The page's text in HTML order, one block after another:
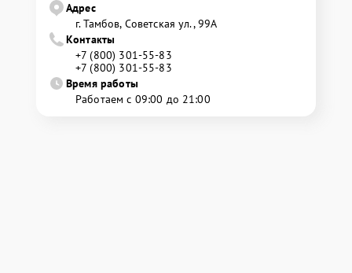
Адрес
г. Тамбов, Советская ул., 99А
Контакты
+7 (800) 301-55-83
+7 (800) 301-55-83
Время работы
Работаем с 09:00 до 21:00